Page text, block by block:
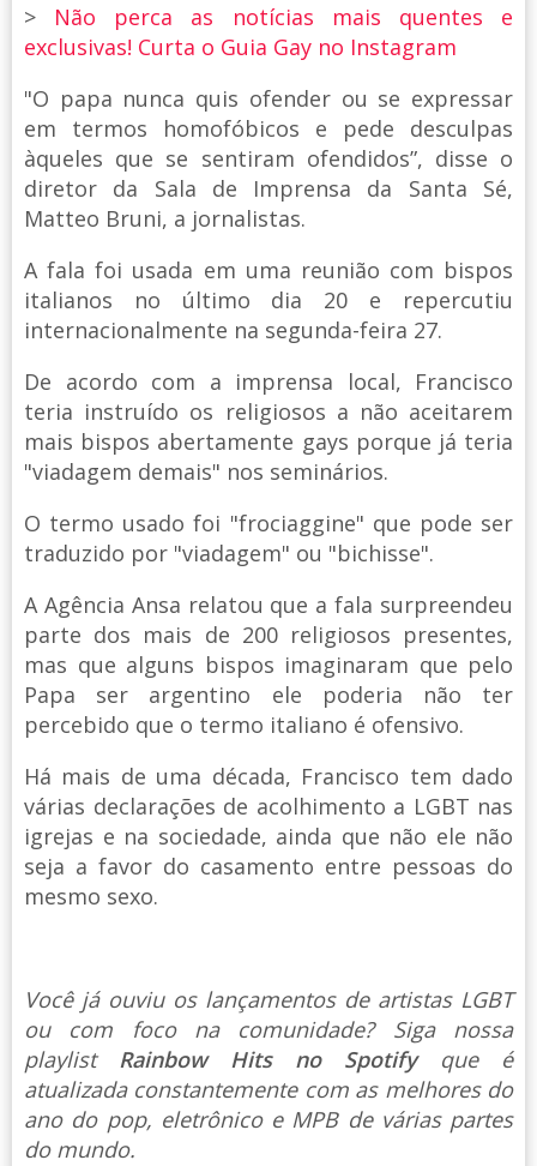
> Não perca as notícias mais quentes e
exclusivas! Curta o Guia Gay no Instagram
"O papa nunca quis ofender ou se expressar
em termos homofóbicos e pede desculpas
àqueles que se sentiram ofendidos”, disse o
diretor da Sala de Imprensa da Santa Sé,
Matteo Bruni, a jornalistas.
A fala foi usada em uma reunião com bispos
italianos no último dia 20 e repercutiu
internacionalmente na segunda-feira 27.
De acordo com a imprensa local, Francisco
teria instruído os religiosos a não aceitarem
mais bispos abertamente gays porque já teria
"viadagem demais" nos seminários.
O termo usado foi "frociaggine" que pode ser
traduzido por "viadagem" ou "bichisse".
A Agência Ansa relatou que a fala surpreendeu
parte dos mais de 200 religiosos presentes,
mas que alguns bispos imaginaram que pelo
Papa ser argentino ele poderia não ter
percebido que o termo italiano é ofensivo.
Há mais de uma década, Francisco tem dado
várias declarações de acolhimento a LGBT nas
igrejas e na sociedade, ainda que não ele não
seja a favor do casamento entre pessoas do
mesmo sexo.
Você já ouviu os lançamentos de artistas LGBT
ou com foco na comunidade? Siga nossa
playlist Rainbow Hits no Spotify que é
atualizada constantemente com as melhores do
ano do pop, eletrônico e MPB de várias partes
do mundo.